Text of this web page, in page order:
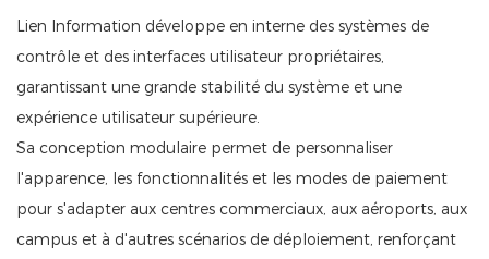
Lien Information développe en interne des systèmes de
contrôle et des interfaces utilisateur propriétaires,
garantissant une grande stabilité du système et une
expérience utilisateur supérieure.
Sa conception modulaire permet de personnaliser
l'apparence, les fonctionnalités et les modes de paiement
pour s'adapter aux centres commerciaux, aux aéroports, aux
campus et à d'autres scénarios de déploiement, renforçant